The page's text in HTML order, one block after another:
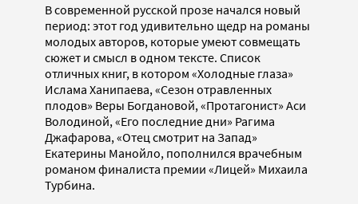
В современной русской прозе начался новый
период: этот год удивительно щедр на романы
молодых авторов, которые умеют совмещать
сюжет и смысл в одном тексте. Список
отличных книг, в котором «Холодные глаза»
Ислама Ханипаева, «Сезон отравленных
плодов» Веры Богдановой, «Протагонист» Аси
Володиной, «Его последние дни» Рагима
Джафарова, «Отец смотрит на Запад»
Екатерины Манойло, пополнился врачебным
романом финалиста премии «Лицей» Михаила
Турбина.